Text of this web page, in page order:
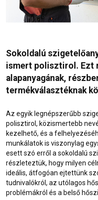
Sokoldalú
ismert polisztirol. Ezt
alapanyagának,
termékválasztéknak
Az egyik legnépszerűbb
polisztirol, közismertebb
kezelhető, és a
munkálatok is viszonylag
esett szó erről a sokoldalú
részleteztük, hogy milyen
ideális, átfogóan ejtettünk
tudnivalókról, az utólagos
problémákról és a belső